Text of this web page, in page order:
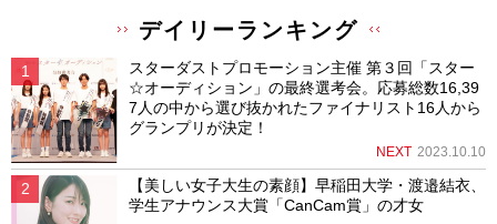
デイリーランキング
スターダストプロモーション主催 第３回「スター
☆オーディション」の最終選考会。応募総数16,39
7人の中から選び抜かれたファイナリスト16人から
グランプリが決定！
NEXT 2023.10.10
【美しい女子大生の素顔】早稲田大学・渡邉結衣、
学生アナウンス大賞「CanCam賞」の才女